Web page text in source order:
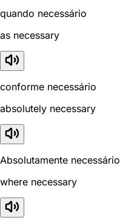
quando necessário
as necessary
conforme necessário
absolutely necessary
Absolutamente necessário
where necessary